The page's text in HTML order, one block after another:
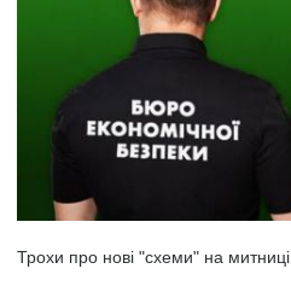
Трохи про нові "схеми" на митниці.